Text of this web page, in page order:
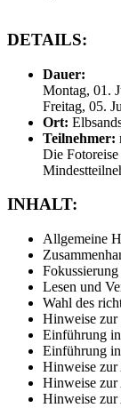
DETAILS:
Dauer:
Montag, 01.
Freitag, 05.
Ort:
Teilnehmer:
Die
INHALT:
Allgemeine
Lesen und
Wahl des
Hinweise zur
Einführung
Einführung
Hinweise
Hinweise zur
Hinweise zur